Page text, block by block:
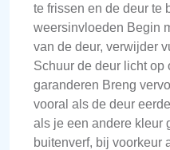
te frissen en de deur te
weersinvloeden Begin
van de deur, verwijder
Schuur de deur licht op
garanderen Breng
vooral als de deur
als je een andere kleur
buitenverf, bij voorkeur